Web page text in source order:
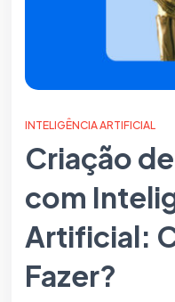
INTELIGÊNCIA ARTIFICIAL
Criação
com
Artificial:
Fazer?